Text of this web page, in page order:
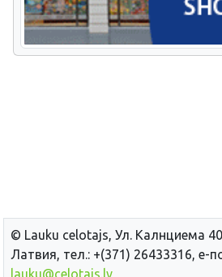
© Lauku сelotajs, Ул. Калнциема
Латвия, тел.: +(371) 26433316, е-
lauku@celotajs.lv